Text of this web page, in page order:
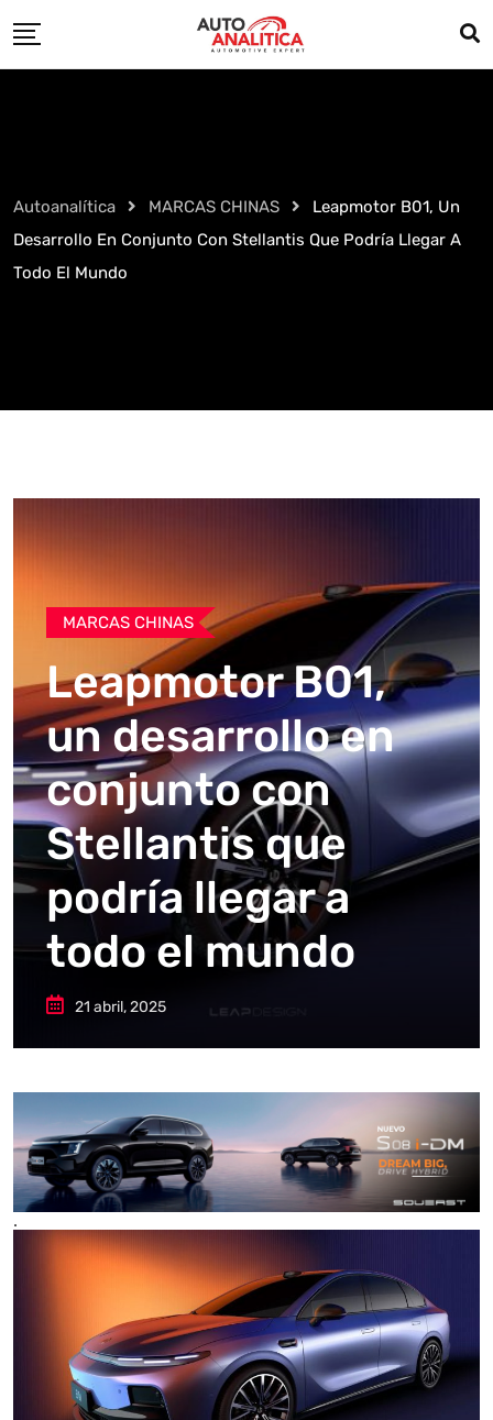
to
Autoanalítica MARCAS CHINAS
Leapmotor B01, Un
Desarrollo En Conjunto Con Stellantis Que Podría Llegar A
Todo El Mundo
MARCAS CHINAS
Leapmotor B01,
un desarrollo en
conjunto con
Stellantis que
podría llegar a
todo el mundo
21 abril, 2025
.